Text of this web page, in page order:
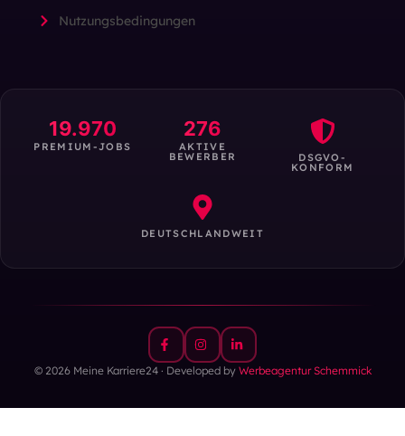
Nutzungsbedingungen
19.970
PREMIUM-JOBS
276
AKTIVE
BEWERBER DSGVO-
KONFORM
DEUTSCHLANDWEIT
© 2026 Meine Karriere24 · Developed by Werbeagentur Schemmick